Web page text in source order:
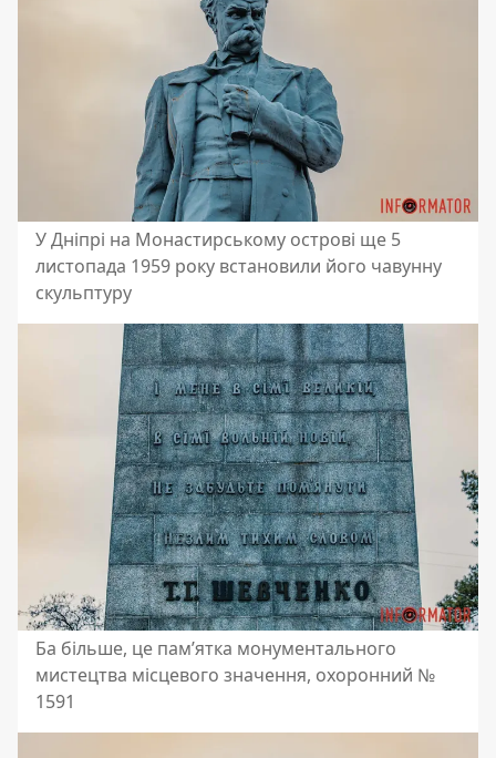
У Дніпрі на Монастирському острові ще 5
листопада 1959 року встановили його чавунну
скульптуру
Ба більше, це пам’ятка монументального
мистецтва місцевого значення, охоронний №
1591